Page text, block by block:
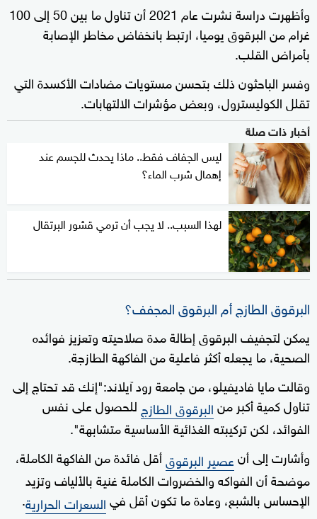
وأظهرت دراسة نشرت عام 2021 أن تناول ما بين 50 إلى 100
غرام من البرقوق يوميا، ارتبط بانخفاض مخاطر الإصابة
بأمراض القلب.
وفسر الباحثون ذلك بتحسن مستويات مضادات الأكسدة التي
تقلل الكوليسترول، وبعض مؤشرات الالتهابات.
أخبار ذات صلة
ليس الجفاف فقط.. ماذا يحدث للجسم عند
إهمال شرب الماء؟
لهذا السبب.. لا يجب أن ترمي قشور البرتقال
البرقوق الطازج أم البرقوق المجفف؟
يمكن لتجفيف البرقوق إطالة مدة صلاحيته وتعزيز فوائده
الصحية، ما يجعله أكثر فاعلية من الفاكهة الطازجة.
وقالت مايا فاديفيلو، من جامعة رود آيلاند:"إنك قد تحتاج إلى
تناول كمية أكبر منالبرقوق الطازجللحصول على نفس
الفوائد، لكن تركيبته الغذائية الأساسية متشابهة".
وأشارت إلى أنعصير البرقوقأقل فائدة من الفاكهة الكاملة،
موضحة أن الفواكه والخضروات الكاملة غنية بالألياف وتزيد
الإحساس بالشبع، وعادة ما تكون أقل فيالسعرات الحرارية.